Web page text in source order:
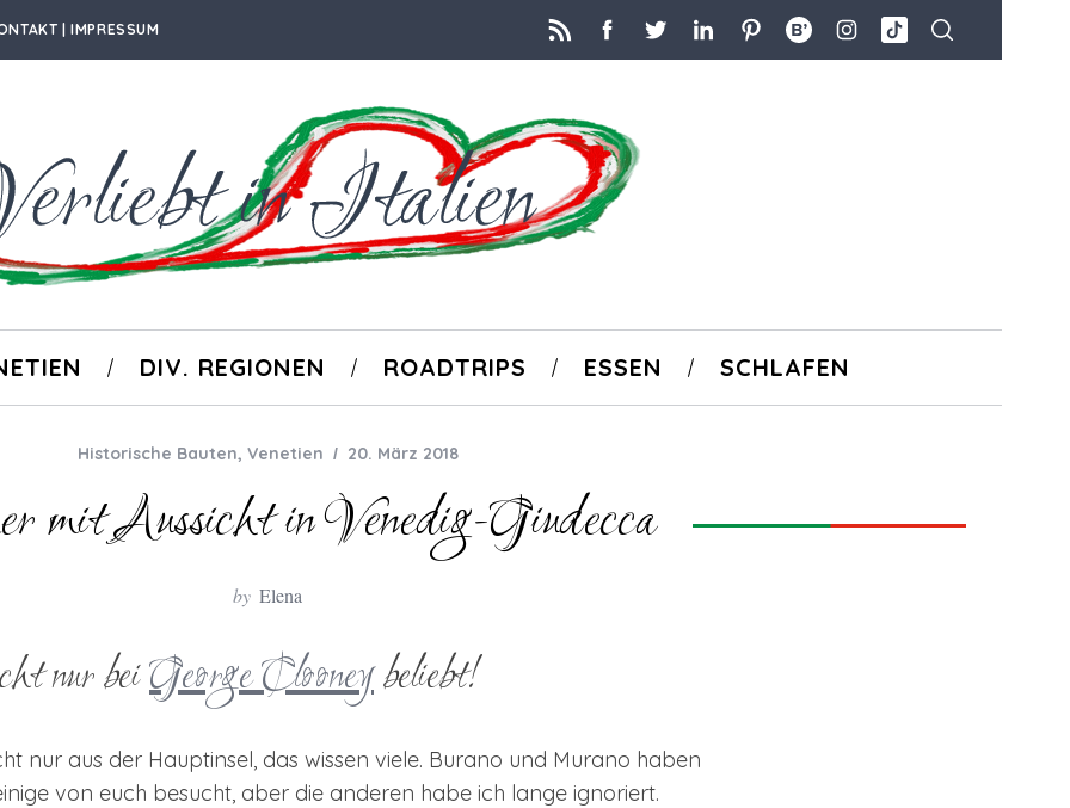
| IMPRESSUM
DIV. REGIONEN ROADTRIPS ESSEN SCHLAFEN
Historische Bauten, Venetien 20. März 2018
mit Aussicht in Venedig-Giudecca
by Elena
nur beiGeorge Clooneybeliebt!
nur aus der Hauptinsel, das wissen viele. Burano und Murano haben
von euch besucht, aber die anderen habe ich lange ignoriert.